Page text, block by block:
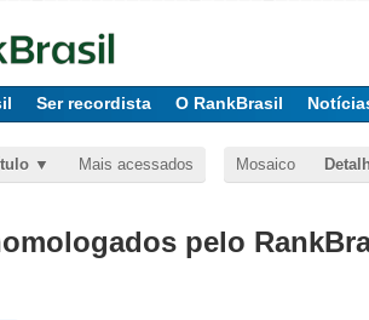
Ser recordista O RankBrasil
Mais acessados Mosaico
pelo